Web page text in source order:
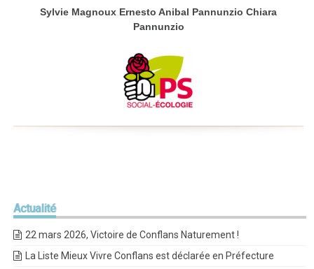
Sylvie Magnoux Ernesto Anibal Pannunzio Chiara
Pannunzio
Actualité
22 mars 2026, Victoire de Conflans Naturement !
La Liste Mieux Vivre Conflans est déclarée en Préfecture